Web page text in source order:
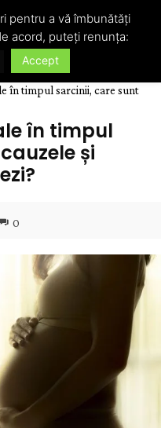
în timpul sarcinii, care sunt
în timpul
și
0
pentru a vă îmbunătăți
acord, puteți renunța:
Accept